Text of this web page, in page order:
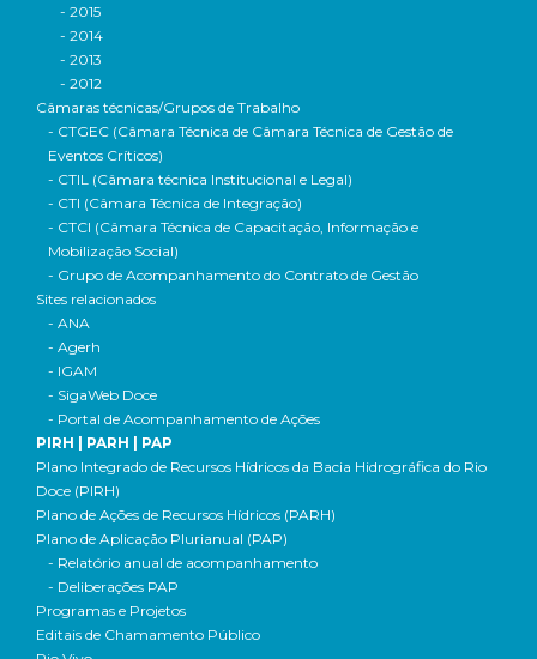
- 2015
- 2014
- 2013
- 2012
Câmaras técnicas/Grupos de Trabalho
- CTGEC (Câmara Técnica de Câmara Técnica de Gestão de
Eventos Críticos)
- CTIL (Câmara técnica Institucional e Legal)
- CTI (Câmara Técnica de Integração)
- CTCI (Câmara Técnica de Capacitação, Informação e
Mobilização Social)
- Grupo de Acompanhamento do Contrato de Gestão
Sites relacionados
- ANA
- Agerh
- IGAM
- SigaWeb Doce
- Portal de Acompanhamento de Ações
PIRH | PARH | PAP
Plano Integrado de Recursos Hídricos da Bacia Hidrográfica do Rio
Doce (PIRH)
Plano de Ações de Recursos Hídricos (PARH)
Plano de Aplicação Plurianual (PAP)
- Relatório anual de acompanhamento
- Deliberações PAP
Programas e Projetos
Editais de Chamamento Público